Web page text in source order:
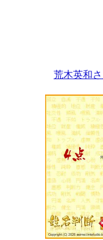
荒木英和